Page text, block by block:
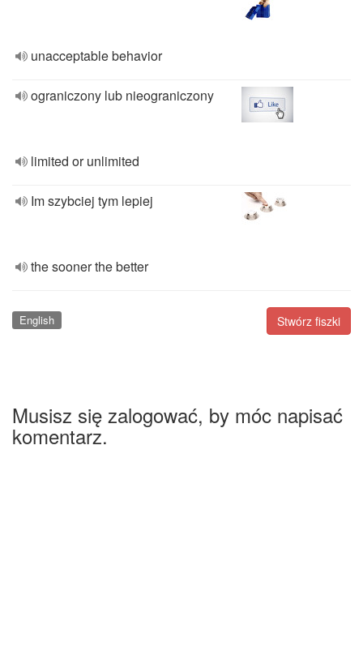
unacceptable behavior
ograniczony lub nieograniczony
limited or unlimited
Im szybciej tym lepiej
the sooner the better
Stwórz fiszki
English
Musisz się zalogować, by móc napisać
komentarz.